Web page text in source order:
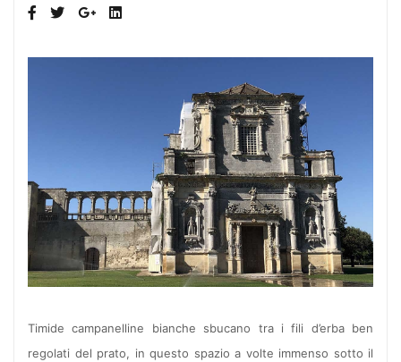
Timide campanelline bianche sbucano tra i fili d’erba ben
regolati del prato, in questo spazio a volte immenso sotto il